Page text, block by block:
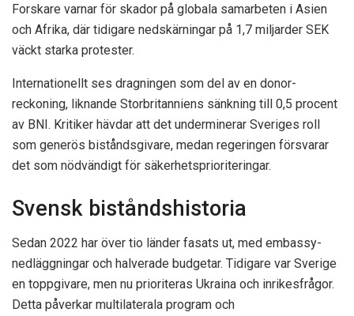
Forskare varnar för skador på globala samarbeten i Asien
och Afrika, där tidigare nedskärningar på 1,7 miljarder SEK
väckt starka protester.
Internationellt ses dragningen som del av en donor-
reckoning, liknande Storbritanniens sänkning till 0,5 procent
av BNI. Kritiker hävdar att det underminerar Sveriges roll
som generös biståndsgivare, medan regeringen försvarar
det som nödvändigt för säkerhetsprioriteringar.
Svensk biståndshistoria
Sedan 2022 har över tio länder fasats ut, med embassy-
nedläggningar och halverade budgetar. Tidigare var Sverige
en toppgivare, men nu prioriteras Ukraina och inrikesfrågor.
Detta påverkar multilaterala program och